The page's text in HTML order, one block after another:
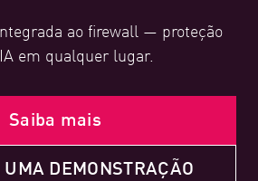
ao firewall — proteção
em qualquer lugar.
Saiba mais
DEMONSTRAÇÃO